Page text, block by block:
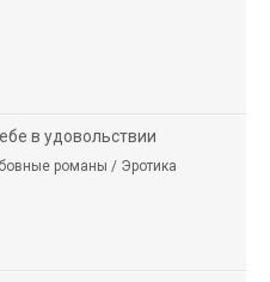
в удовольствии
романы / Эротика